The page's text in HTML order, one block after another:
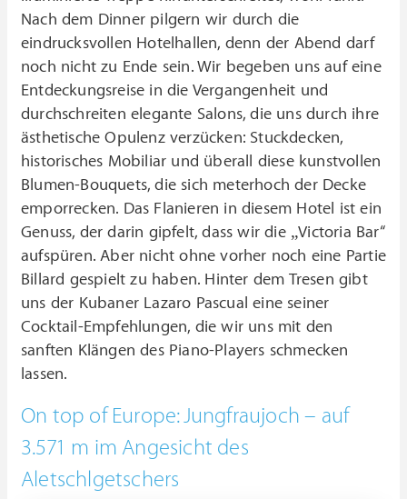
Nach dem Dinner pilgern wir durch die
eindrucksvollen Hotelhallen, denn der Abend darf
noch nicht zu Ende sein. Wir begeben uns auf eine
Entdeckungsreise in die Vergangenheit und
durchschreiten elegante Salons, die uns durch ihre
ästhetische Opulenz verzücken: Stuckdecken,
historisches Mobiliar und überall diese kunstvollen
Blumen-Bouquets, die sich meterhoch der Decke
emporrecken. Das Flanieren in diesem Hotel ist ein
Genuss, der darin gipfelt, dass wir die „Victoria Bar“
aufspüren. Aber nicht ohne vorher noch eine Partie
Billard gespielt zu haben. Hinter dem Tresen gibt
uns der Kubaner Lazaro Pascual eine seiner
Cocktail-Empfehlungen, die wir uns mit den
sanften Klängen des Piano-Players schmecken
lassen.
On top of Europe: Jungfraujoch – auf
3.571 m im Angesicht des
Aletschlgetschers